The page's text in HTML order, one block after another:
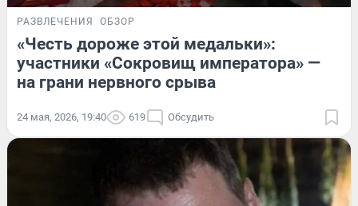
РАЗВЛЕЧЕНИЯ ОБЗОР
«Честь дороже этой медальки»:
участники «Сокровищ императора» —
на грани нервного срыва
24 мая, 2026, 19:40 619 Обсудить